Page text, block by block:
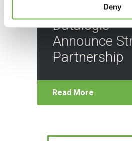
Deny
StayLinked
Datalogic
Announce
Partnership
Read More